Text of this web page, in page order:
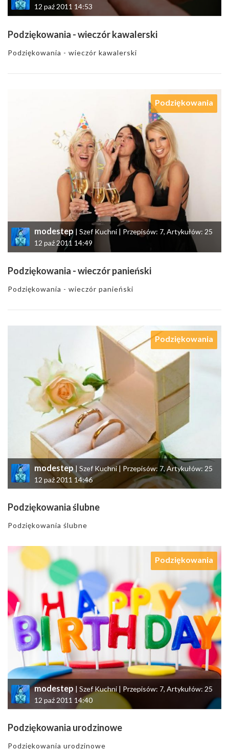
12 paź 2011 14:53
Podziękowania - wieczór kawalerski
Podziękowania - wieczór kawalerski
modestep | Szef Kuchni | Przepisów: 7, Artykułów: 25
12 paź 2011 14:49
Podziękowania
Podziękowania - wieczór panieński
Podziękowania - wieczór panieński
modestep | Szef Kuchni | Przepisów: 7, Artykułów: 25
12 paź 2011 14:46
Podziękowania
Podziękowania ślubne
Podziękowania ślubne
modestep | Szef Kuchni | Przepisów: 7, Artykułów: 25
12 paź 2011 14:40
Podziękowania
Podziękowania urodzinowe
Podziękowania urodzinowe